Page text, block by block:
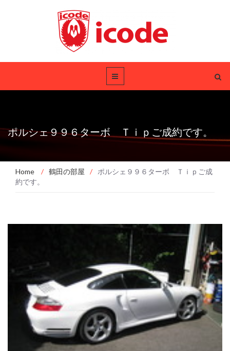
ポルシェ９９６ターボ Ｔｉｐご成約です。
Home / 鶴田の部屋 /
ポルシェ９９６ターボ Ｔｉｐご成
約です。